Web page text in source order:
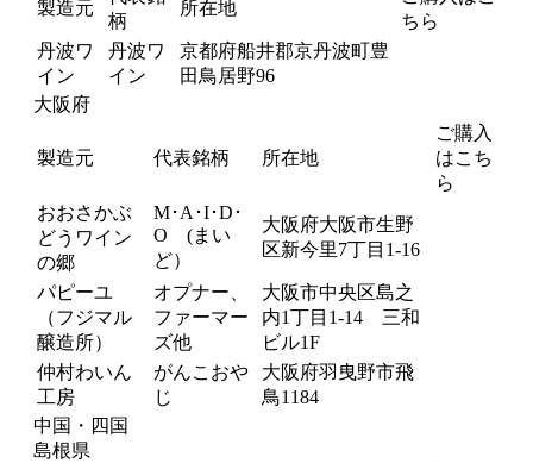
製造元
柄
所在地
ちら
丹波ワ
イン
丹波ワ
イン
京都府船井郡京丹波町豊
田鳥居野96
大阪府
製造元 代表銘柄 所在地
ご購入
はこち
ら
おおさかぶ
どうワイン
の郷
M･A･I･D･
O (まい
ど）
大阪府大阪市生野
区新今里7丁目1-16
パピーユ
（フジマル
醸造所）
オプナー、
ファーマー
ズ他
大阪市中央区島之
内1丁目1-14 三和
ビル1F
仲村わいん
工房
がんこおや
じ
大阪府羽曳野市飛
鳥1184
中国・四国
島根県